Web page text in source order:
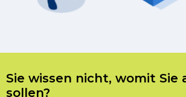
Sie wissen nicht, womit Sie
sollen?